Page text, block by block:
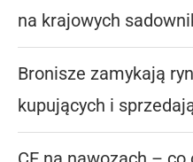
na krajowych
Bronisze zamykają
kupujących i